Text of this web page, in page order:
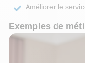
Améliorer le
Exemples de